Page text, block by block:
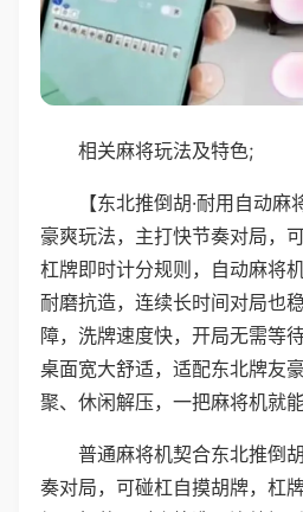
相关麻将玩法及特色;
【东北推倒胡·耐用自动
豪爽玩法，主打快节奏对局，
杠牌即时计分规则，自动麻将
耐磨抗造，连续长时间对局也
障，洗牌速度快，开局无需等
桌面宽大舒适，适配东北牌友
聚、休闲解压，一把麻将机就
普通麻将机契合东北推倒
奏对局，可碰杠自摸胡牌，杠